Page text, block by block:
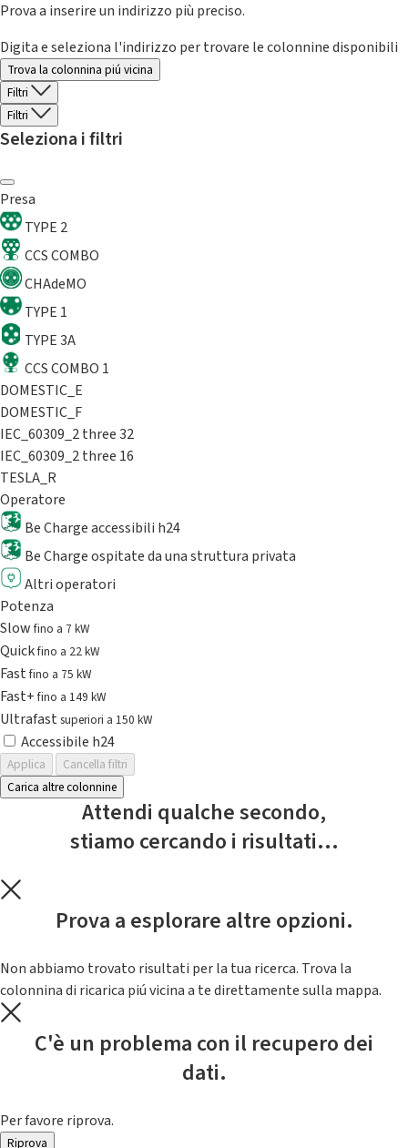
Prova a inserire un indirizzo più preciso.
Digita e seleziona l'indirizzo per trovare le colonnine disponibili
Trova la colonnina piú vicina
Filtri
Filtri
Seleziona i filtri
Presa
TYPE 2
CCS COMBO
CHAdeMO
TYPE 1
TYPE 3A
CCS COMBO 1
DOMESTIC_E
DOMESTIC_F
IEC_60309_2 three 32
IEC_60309_2 three 16
TESLA_R
Operatore
Be Charge accessibili h24
Be Charge ospitate da una struttura privata
Altri operatori
Potenza
Slowfino a 7 kW
Quickfino a 22 kW
Fastfino a 75 kW
Fast+fino a 149 kW
Ultrafast superiori a 150 kW
Accessibile h24
Applica
Cancella filtri
Carica altre colonnine
Attendi qualche secondo,
stiamo cercando i risultati...
Prova a esplorare altre opzioni.
Non abbiamo trovato risultati per la tua ricerca. Trova la
colonnina di ricarica piú vicina a te direttamente sulla mappa.
C'è un problema con il recupero dei
dati.
Per favore riprova.
Riprova